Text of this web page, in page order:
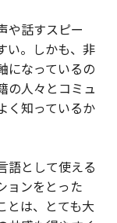
や話すスピー
い。しかも、非
になっているの
の人々とコミュ
く知っているか
語として使える
ョンをとった
とは、とても大